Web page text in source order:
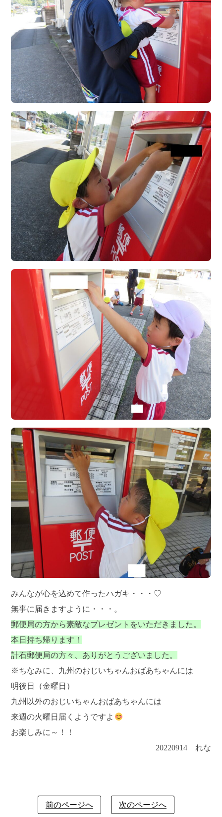
みんなが心を込めて作ったハガキ・・・♡
無事に届きますように・・・。
郵便局の方から素敵なプレゼントをいただきました。
本日持ち帰ります！
計石郵便局の方々、ありがとうございました。
※ちなみに、九州のおじいちゃんおばあちゃんには
明後日（金曜日）
九州以外のおじいちゃんおばあちゃんには
来週の火曜日届くようですよ
お楽しみに～！！
20220914 れな
前のページへ 次のページへ